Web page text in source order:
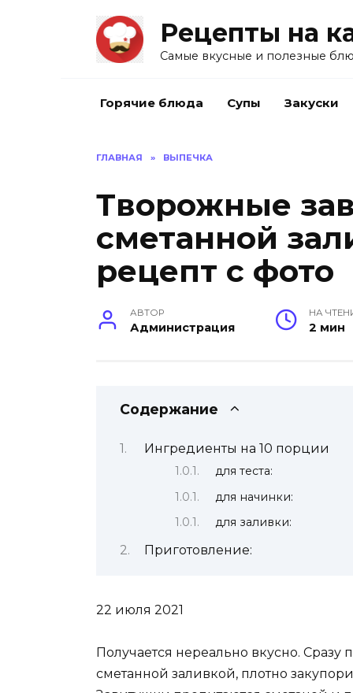
Рецепты на
Самые вкусные и полезные
Горячие блюда Супы Закуски
ГЛАВНАЯ » ВЫПЕЧКА
Творожные
сметанной
рецепт с фото
АВТОР
Администрация
НА
2 мин
Содержание
Ингредиенты на 10 порции
для теста:
для начинки:
для заливки:
Приготовление:
22 июля 2021
Получается нереально вкусно.
сметанной заливкой, плотно